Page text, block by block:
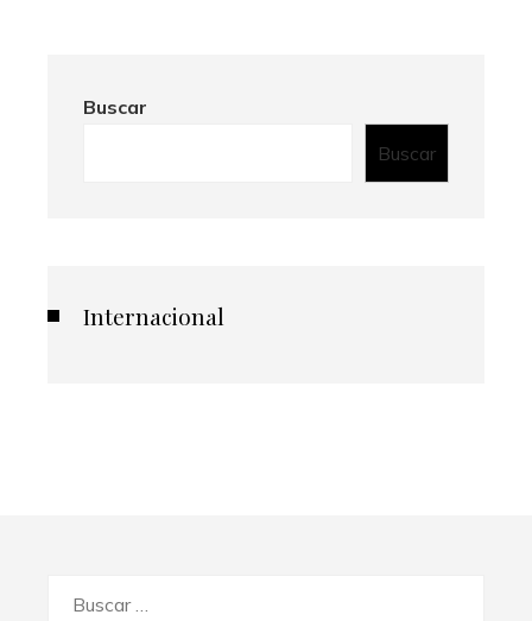
Buscar
Buscar
Internacional